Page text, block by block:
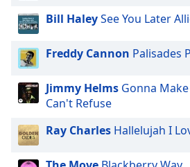
dialog
subtitles
off
selected
Audio
Track
Picture-
in-
Bill HaleySee You Later
Freddy Cannon Palisades
Jimmy Helms Gonna
Can't Refuse
Ray Charles Hallelujah I